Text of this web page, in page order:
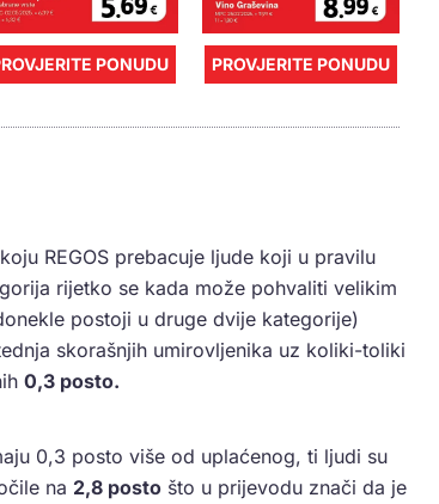
PONUDU PROVJERITE PONUDU
REGOS prebacuje ljude koji u pravilu
rijetko se kada može pohvaliti velikim
postoji u druge dvije kategorije)
skorašnjih umirovljenika uz koliki-toliki
0,3 posto.
0,3 posto više od uplaćenog, ti ljudi su
na 2,8 posto što u prijevodu znači da je